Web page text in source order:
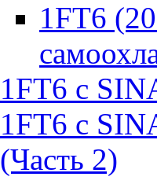
1FT6
1FT6 с
1FT6 с
(Часть 2)